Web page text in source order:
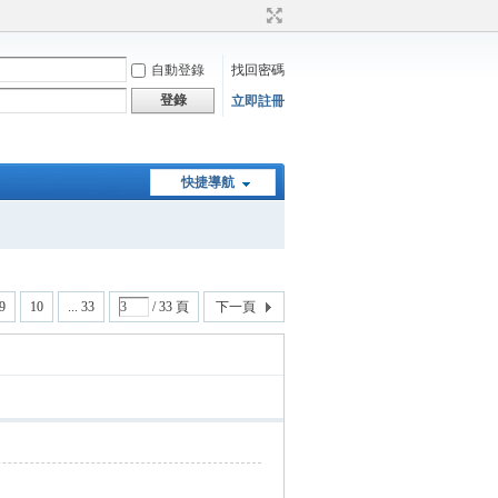
自動登錄
找回密碼
登錄
立即註冊
快捷導航
9 10 ... 33 / 33 頁 下一頁